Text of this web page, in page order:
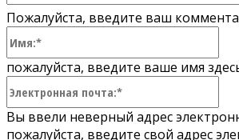
Пожалуйста, введите ваш
пожалуйста, введите ваше имя
Вы ввели неверный адрес
пожалуйста, введите свой адрес